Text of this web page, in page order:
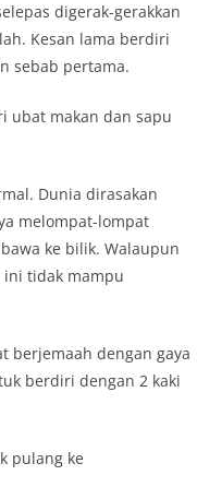
digerak-gerakkan
Kesan lama berdiri
sebab pertama.
ubat makan dan sapu
Dunia dirasakan
melompat-lompat
ke bilik. Walaupun
ini tidak mampu
berjemaah dengan gaya
berdiri dengan 2 kaki
pulang ke